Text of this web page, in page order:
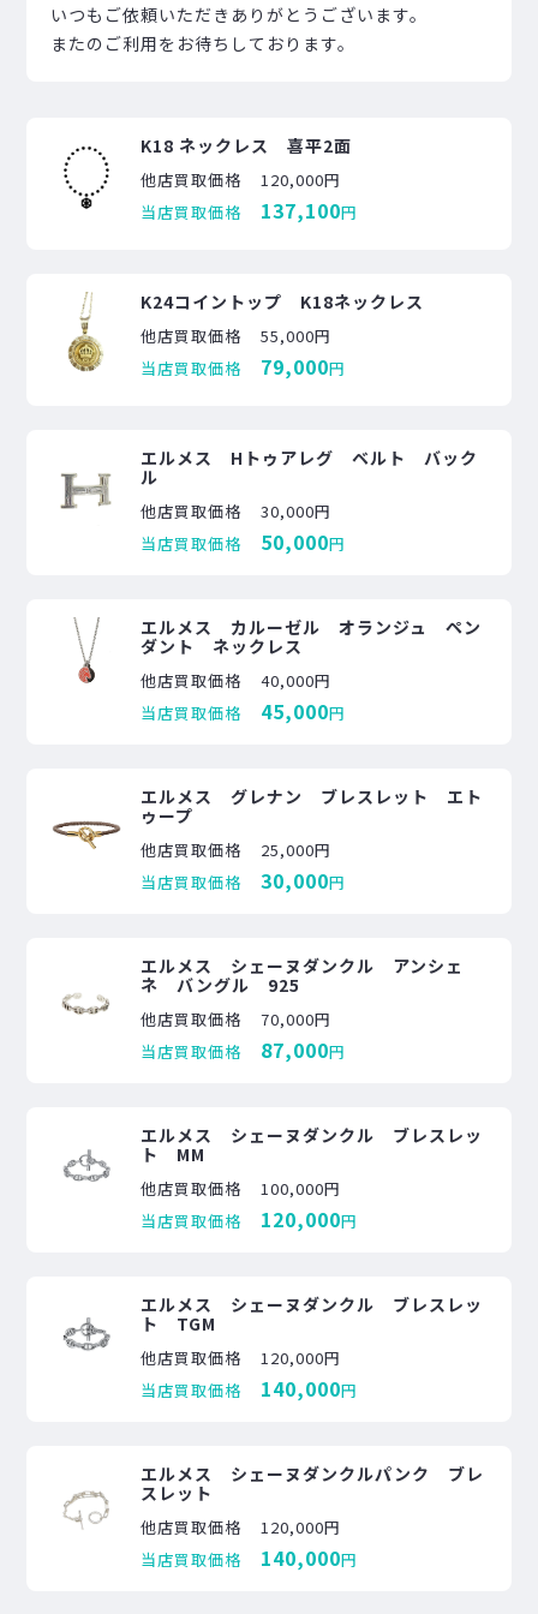
いつもご依頼いただきありがとうございます。
またのご利用をお待ちしております。
K18 ネックレス 喜平2面
他店買取価格
120,000円
当店買取価格
137,100円
K24コイントップ K18ネックレス
他店買取価格
55,000円
当店買取価格
79,000円
エルメス Hトゥアレグ ベルト バック
ル
他店買取価格
30,000円
当店買取価格
50,000円
エルメス カルーゼル オランジュ ペン
ダント ネックレス
他店買取価格
40,000円
当店買取価格
45,000円
エルメス グレナン ブレスレット エト
ゥープ
他店買取価格
25,000円
当店買取価格
30,000円
エルメス シェーヌダンクル アンシェ
ネ バングル 925
他店買取価格
70,000円
当店買取価格
87,000円
エルメス シェーヌダンクル ブレスレッ
ト MM
他店買取価格
100,000円
当店買取価格
120,000円
エルメス シェーヌダンクル ブレスレッ
ト TGM
他店買取価格
120,000円
当店買取価格
140,000円
エルメス シェーヌダンクルパンク ブレ
スレット
他店買取価格
120,000円
当店買取価格
140,000円